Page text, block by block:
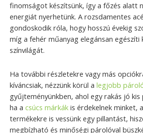
finomságot készítsünk, így a főzés alatt
energiát nyerhetünk. A rozsdamentes
gondoskodik róla, hogy hosszú évekig
míg a fehér műanyag elegánsan egészíti
színvilágát.
Ha további részletekre vagy más
kíváncsiak, nézzünk körül a legjobb
gyűjteményünkben, ahol egy rakás jó kis
ha a csúcs márkák is érdekelnek minket,
termékekre is vessünk egy pillantást,
megbízható és minőségi párolóval